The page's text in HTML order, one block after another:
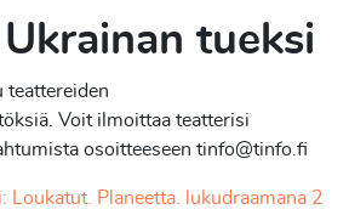
tueksi
teattereiden
Voit ilmoittaa teatterisi
osoitteeseen tinfo@tinfo.fi
Loukatut. Planeetta. lukudraamana 2